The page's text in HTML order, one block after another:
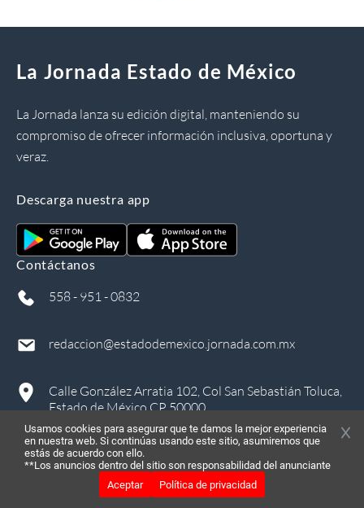
in
La Jornada Estado de México
La Jornada lanza su edición digital, manteniendo su
compromiso de ofrecer información inclusiva, oportuna y
veraz.
Descarga nuestra app
Contáctanos
558 - 951 - 0832
redaccion@estadodemexico.jornada.com.mx
Calle González Arratia 102, Col San Sebastián Toluca,
Estado de México CP 50000
2026, Todos los derechos reservados
Usamos cookies para asegurar que te damos la mejor experiencia
en nuestra web. Si continúas usando este sitio, asumiremos que
estás de acuerdo con ello.
**Los anuncios dentro del sitio son responsabilidad del anunciante
Aceptar
Política de privacidad